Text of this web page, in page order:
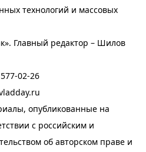
технологий и массовых
Главный редактор – Шилов
02-26
опубликованные на
с российским и
об авторском праве и